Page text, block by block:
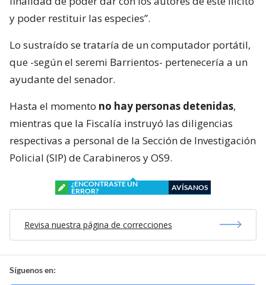
y poder restituir las especies”.
Lo sustraído se trataría de un computador portátil,
que -según el seremi Barrientos- pertenecería a un
ayudante del senador.
Hasta el momento no hay personas detenidas,
mientras que la Fiscalía instruyó las diligencias
respectivas a personal de la Sección de Investigación
Policial (SIP) de Carabineros y OS9.
¿ENCONTRASTE UN
ERROR?
AVÍSANOS
Revisa nuestra página de correcciones
Síguenos en: